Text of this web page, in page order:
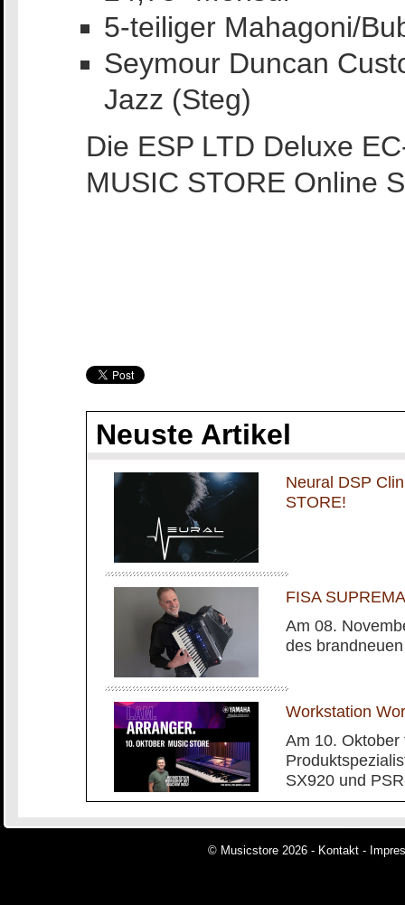
5-teiliger Mahagoni/
Seymour Duncan
Jazz (Steg)
Die ESP LTD Deluxe
MUSIC STORE Online
Neuste Artikel
Neural DSP
STORE!
FISA
Am 08.
des
Workstation
Am 10.
SX920 und
© Musicstore 2026 - Kontakt -